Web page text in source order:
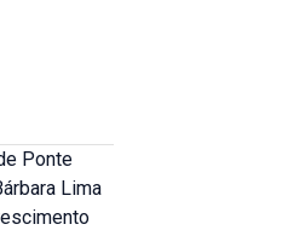
Ponte
Lima